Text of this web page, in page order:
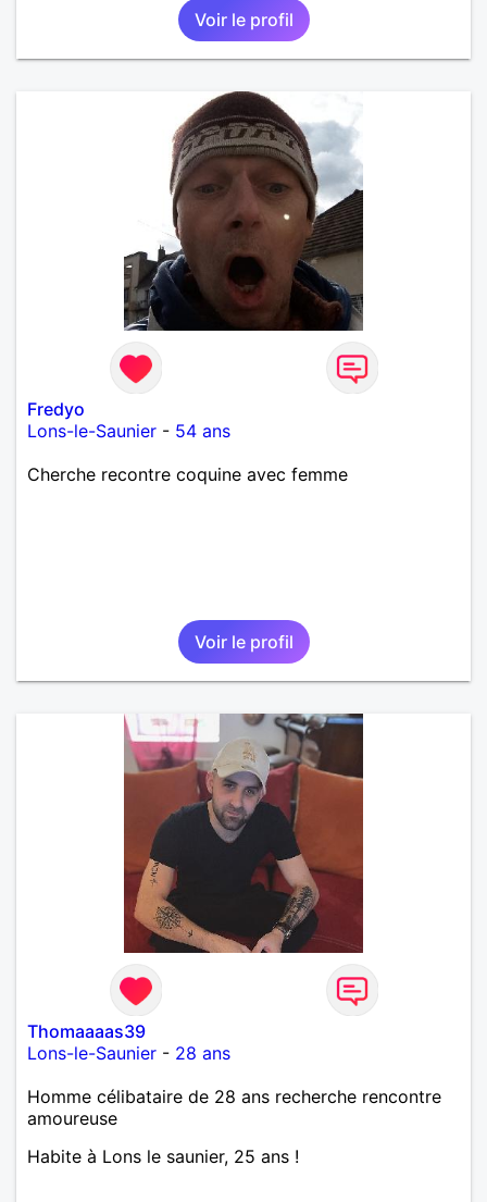
Voir le profil
Fredyo
Lons-le-Saunier - 54 ans
Cherche recontre coquine avec femme
Voir le profil
Thomaaaas39
Lons-le-Saunier - 28 ans
Homme célibataire de 28 ans recherche rencontre
amoureuse
Habite à Lons le saunier, 25 ans !